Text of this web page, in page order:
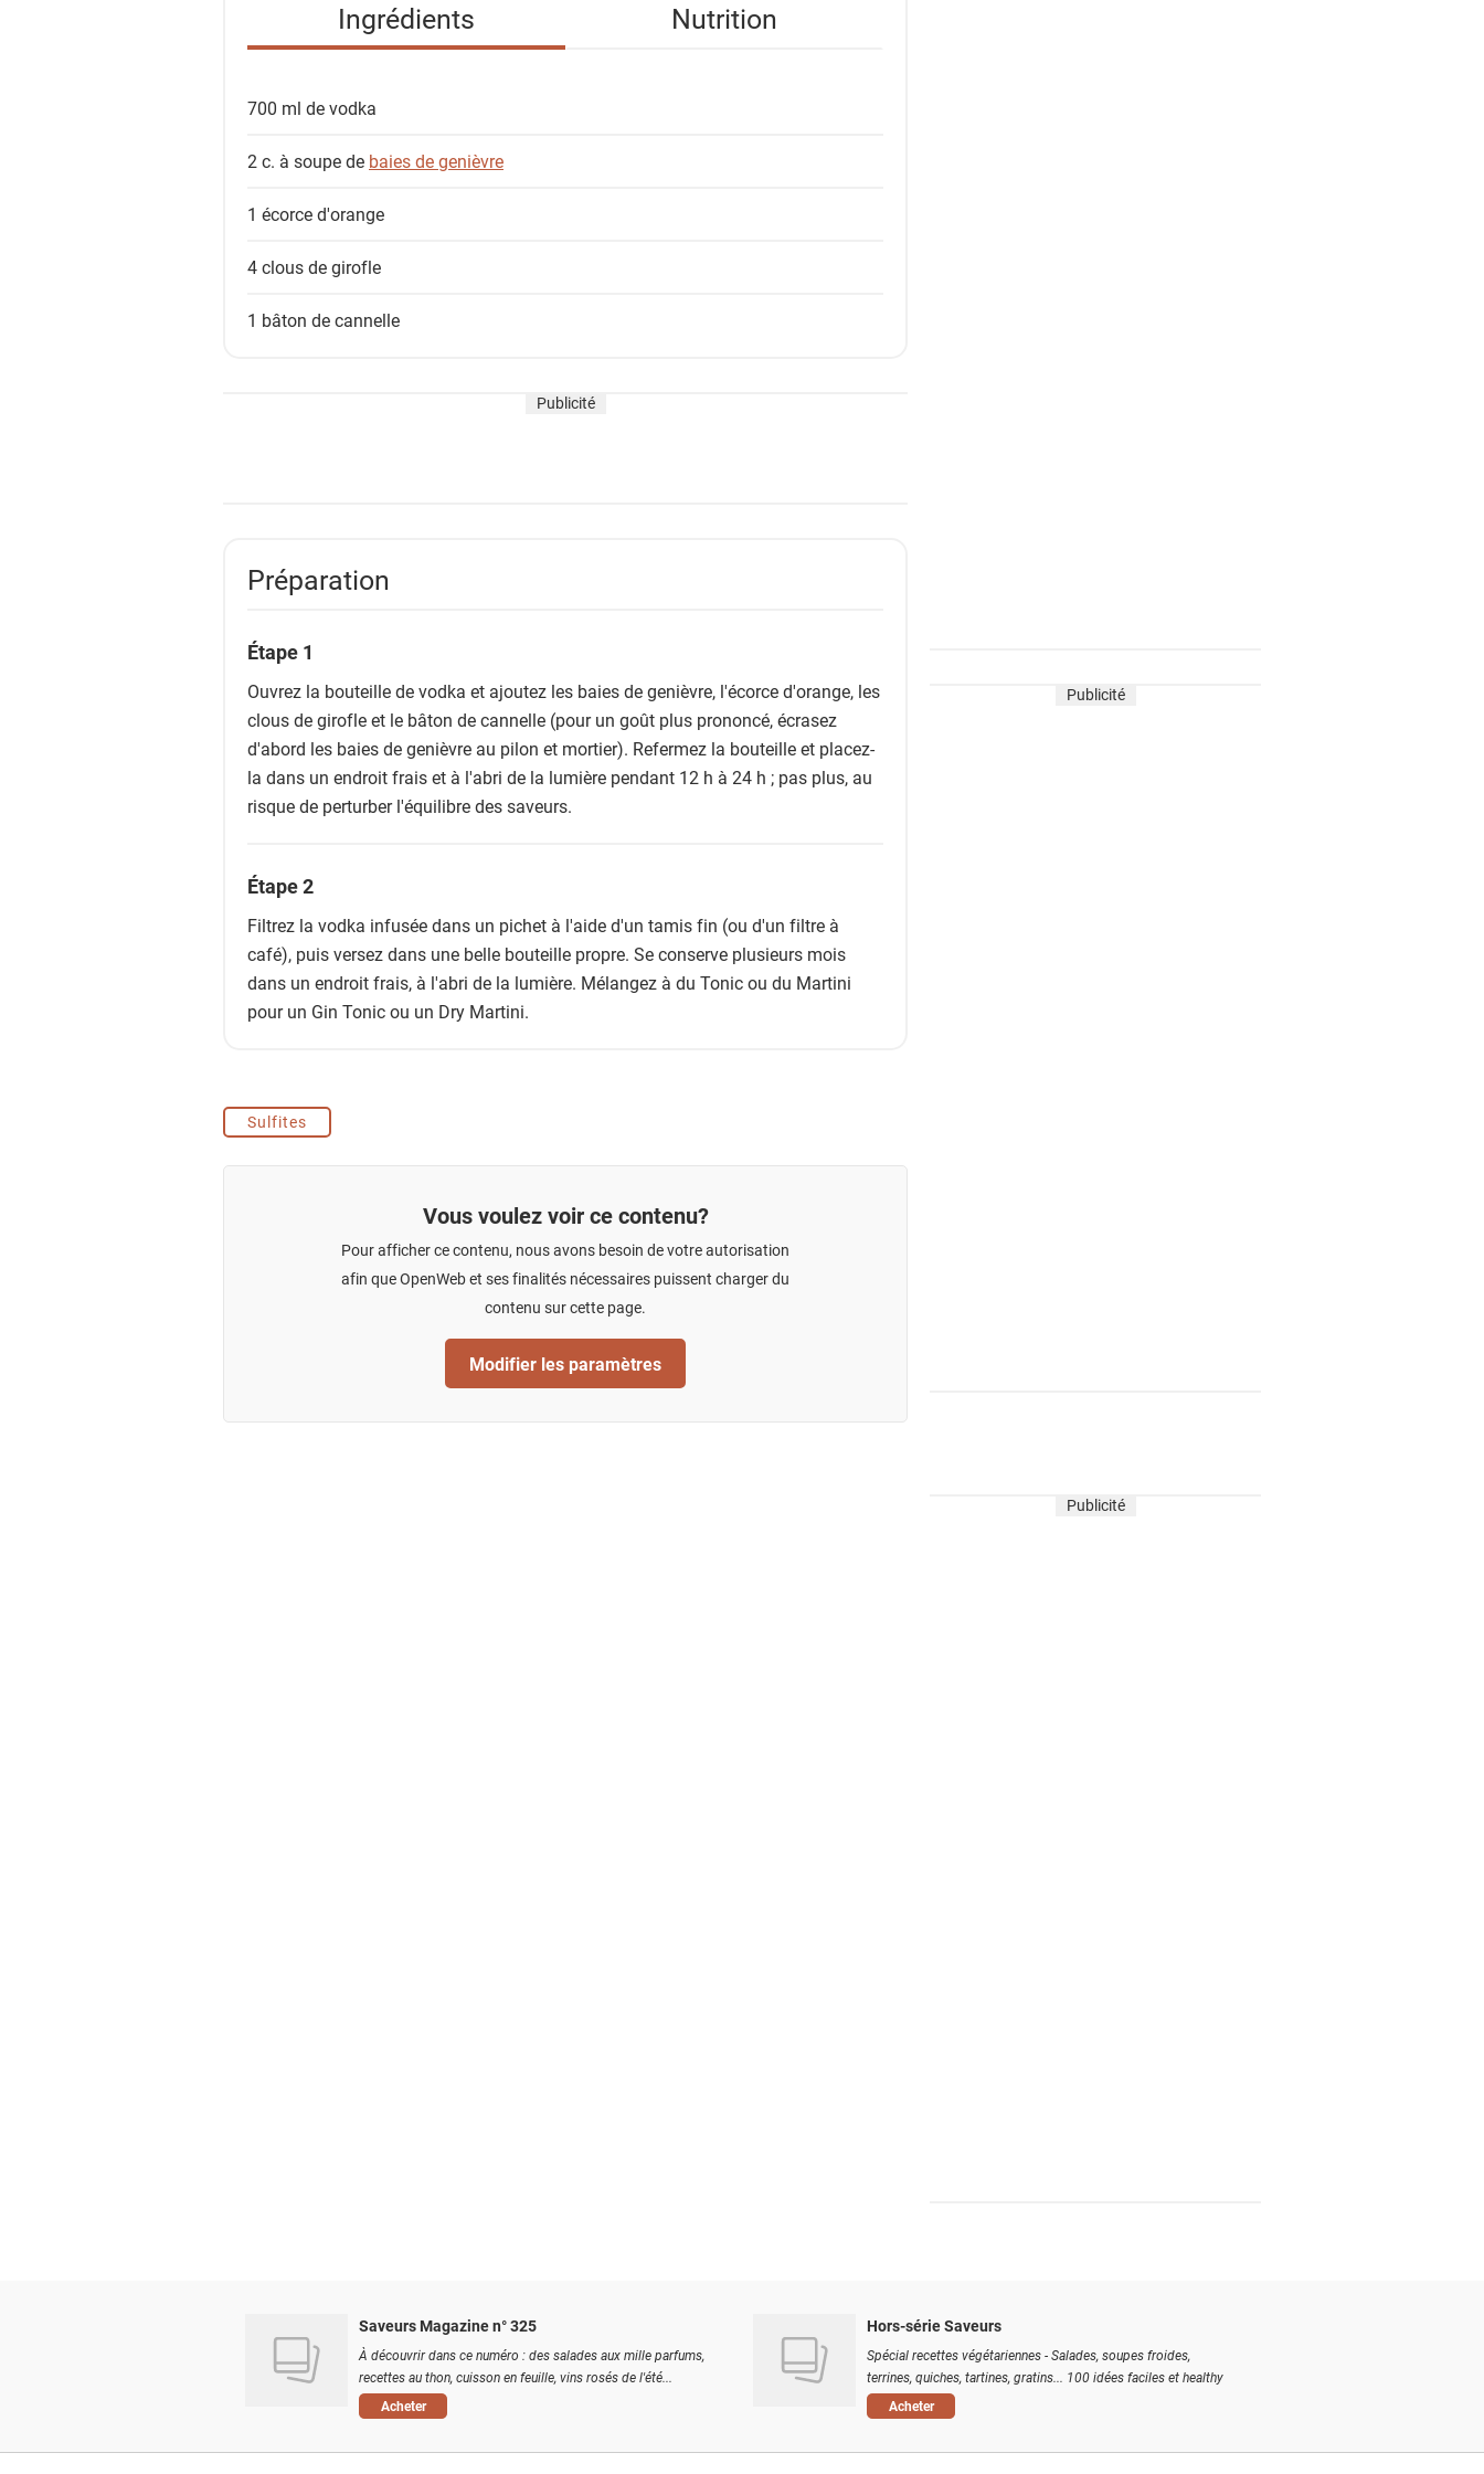
Ingrédients Nutrition
700 ml devodka
2 c. à soupe de baies de genièvre
1 écorced'orange
4clous de girofle
1 bâton decannelle
Publicité
Préparation
Étape 1
Ouvrez la bouteille de vodka et ajoutez les baies de genièvre, l'écorce d'orange, les
clous de girofle et le bâton de cannelle (pour un goût plus prononcé, écrasez
d'abord les baies de genièvre au pilon et mortier). Refermez la bouteille et placez-
la dans un endroit frais et à l'abri de la lumière pendant 12 h à 24 h ; pas plus, au
risque de perturber l'équilibre des saveurs.
Étape 2
Filtrez la vodka infusée dans un pichet à l'aide d'un tamis fin (ou d'un filtre à
café), puis versez dans une belle bouteille propre. Se conserve plusieurs mois
dans un endroit frais, à l'abri de la lumière. Mélangez à du Tonic ou du Martini
pour un Gin Tonic ou un Dry Martini.
Sulfites
Vous voulez voir ce contenu?
Pour afficher ce contenu, nous avons besoin de votre autorisation
afin que OpenWeb et ses finalités nécessaires puissent charger du
contenu sur cette page.
Modifier les paramètres
Publicité
Publicité
Saveurs Magazine n° 325
À découvrir dans ce numéro : des salades aux mille parfums,
recettes au thon, cuisson en feuille, vins rosés de l'été...
Acheter
Hors-série Saveurs
Spécial recettes végétariennes - Salades, soupes froides,
terrines, quiches, tartines, gratins... 100 idées faciles et healthy
Acheter